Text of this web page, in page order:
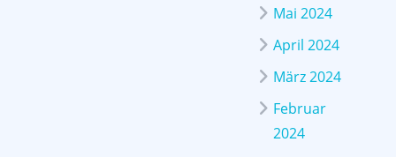
Mai 2024
April 2024
März 2024
Februar
2024